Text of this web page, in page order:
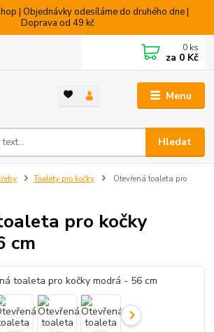
| Objednávky odesíláme do druhého dne |
Doprava od 49 kč
Menu
Hledat
0 ks
za 0 Kč
Toalety pro kočky
Otevřená toaleta pro
pro kočky
cm